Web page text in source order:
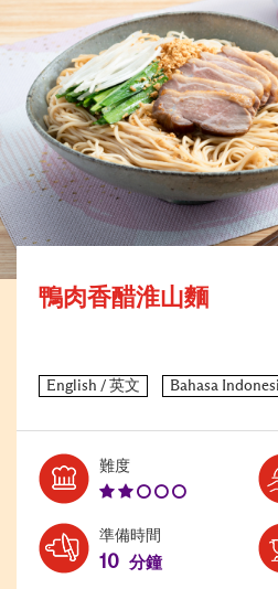
鴨肉香醋淮山麵
難度Level:
準備時間
10 分鐘